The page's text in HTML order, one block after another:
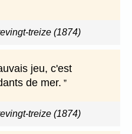
treize (1874)
jeu, c'est
de mer.
treize (1874)